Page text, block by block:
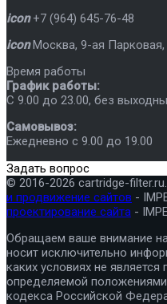
icon +7 (964) 645-76-48
icon Москва, 9-ая Парковая,
Время работы
График работы:
C 9.00 до 23.00, без
Самовывоз:
Ежедневно с 9.00 до 19.00
Задать вопрос
© 2016-2026 cartridge-
и продвижение сайтов -
проектирование сайта -
Обращаем ваше внимание
носит исключительно
каких условиях не является
определяемой
кодекса Российской